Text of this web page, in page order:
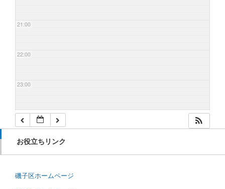
21:00
22:00
23:00
お役立ちリンク
磯子区ホームページ